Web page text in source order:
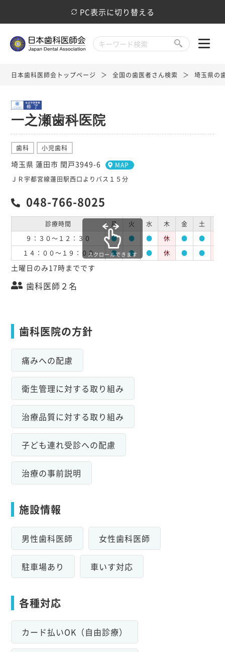
PC表示に切り替える
日本歯科医師会トップページ 全国の歯医者さん検索 埼玉県の
一之瀬歯科医院
歯科 小児歯科
埼玉県 蓮田市 閏戸3949-6
MAP
ＪＲ宇都宮線蓮田駅西口よりバス１５分
048-766-8025
診療時間 月 火 水 木 金 土
９：３０～１２：３０
● ● ● 休 ● ●
１４：００～１９：００
● ● ● 休 ● ●
スクロールできます
土曜日のみ17時までです
歯科医師２名
歯科医院の方針
痛みへの配慮
衛生管理に対する取り組み
治療品質に対する取り組み
子ども連れ受診への配慮
治療の事前説明
施設情報
男性歯科医師 女性歯科医師
駐車場あり 車いす対応
各種対応
カード払いOK（自由診療）